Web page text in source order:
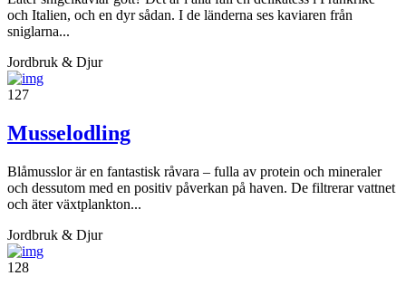
och Italien, och en dyr sådan. I de länderna ses kaviaren från
sniglarna...
Jordbruk & Djur
127
Musselodling
Blåmusslor är en fantastisk råvara – fulla av protein och mineraler
och dessutom med en positiv påverkan på haven. De filtrerar vattnet
och äter växtplankton...
Jordbruk & Djur
128